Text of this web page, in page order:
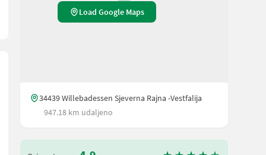
Load Google Maps
34439 Willebadessen Sjeverna Rajna -Vestfalija
947.18 km udaljeno